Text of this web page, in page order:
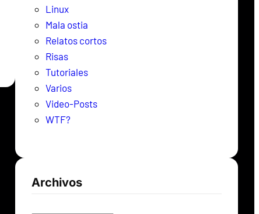
Linux
Mala ostia
Relatos cortos
Risas
Tutoriales
Varios
Video-Posts
WTF?
Archivos